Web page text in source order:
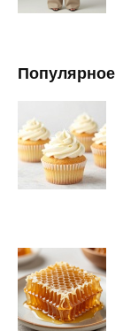
Популярное